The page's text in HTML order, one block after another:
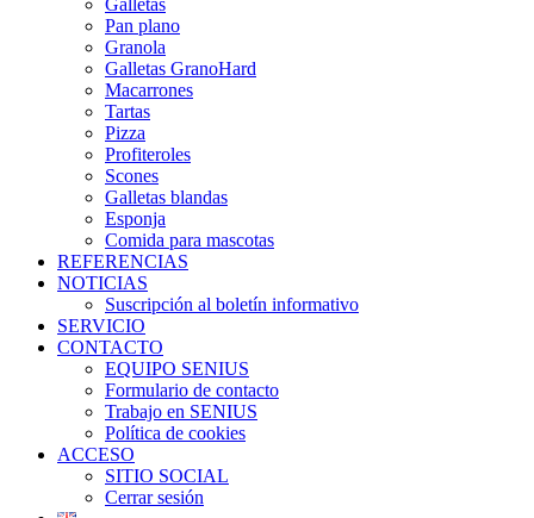
Galletas
Pan plano
Granola
Galletas GranoHard
Macarrones
Tartas
Pizza
Profiteroles
Scones
Galletas blandas
Esponja
Comida para mascotas
REFERENCIAS
NOTICIAS
Suscripción al boletín informativo
SERVICIO
CONTACTO
EQUIPO SENIUS
Formulario de contacto
Trabajo en SENIUS
Política de cookies
ACCESO
SITIO SOCIAL
Cerrar sesión